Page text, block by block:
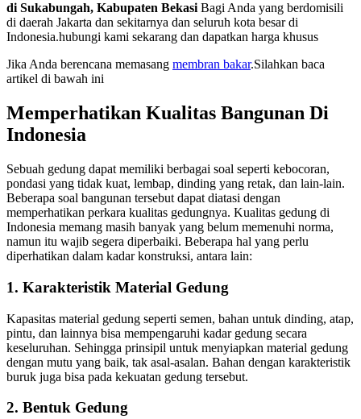
di Sukabungah, Kabupaten BekasiBagi Anda yang berdomisili
di daerah Jakarta dan sekitarnya dan seluruh kota besar di
Indonesia.hubungi kami sekarang dan dapatkan harga khusus
Jika Anda berencana memasang membran bakar.Silahkan baca
artikel di bawah ini
Memperhatikan Kualitas Bangunan Di
Indonesia
Sebuah gedung dapat memiliki berbagai soal seperti kebocoran,
pondasi yang tidak kuat, lembap, dinding yang retak, dan lain-lain.
Beberapa soal bangunan tersebut dapat diatasi dengan
memperhatikan perkara kualitas gedungnya. Kualitas gedung di
Indonesia memang masih banyak yang belum memenuhi norma,
namun itu wajib segera diperbaiki. Beberapa hal yang perlu
diperhatikan dalam kadar konstruksi, antara lain:
1. Karakteristik Material Gedung
Kapasitas material gedung seperti semen, bahan untuk dinding, atap,
pintu, dan lainnya bisa mempengaruhi kadar gedung secara
keseluruhan. Sehingga prinsipil untuk menyiapkan material gedung
dengan mutu yang baik, tak asal-asalan. Bahan dengan karakteristik
buruk juga bisa pada kekuatan gedung tersebut.
2. Bentuk Gedung